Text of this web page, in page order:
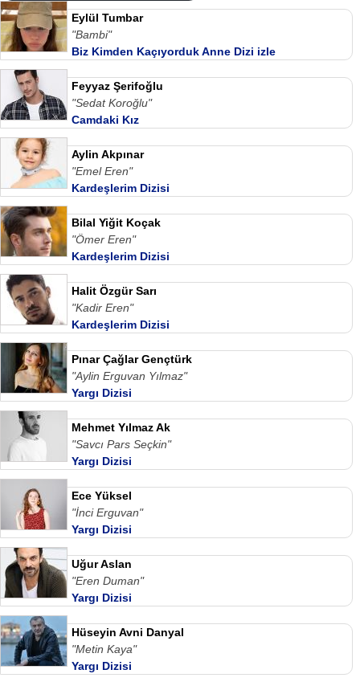
Eylül Tumbar
"Bambi"
Biz Kimden Kaçıyorduk Anne Dizi izle
Feyyaz Şerifoğlu
"Sedat Koroğlu"
Camdaki Kız
Aylin Akpınar
"Emel Eren"
Kardeşlerim Dizisi
Bilal Yiğit Koçak
"Ömer Eren"
Kardeşlerim Dizisi
Halit Özgür Sarı
"Kadir Eren"
Kardeşlerim Dizisi
Pınar Çağlar Gençtürk
"Aylin Erguvan Yılmaz"
Yargı Dizisi
Mehmet Yılmaz Ak
"Savcı Pars Seçkin"
Yargı Dizisi
Ece Yüksel
"İnci Erguvan"
Yargı Dizisi
Uğur Aslan
"Eren Duman"
Yargı Dizisi
Hüseyin Avni Danyal
"Metin Kaya"
Yargı Dizisi